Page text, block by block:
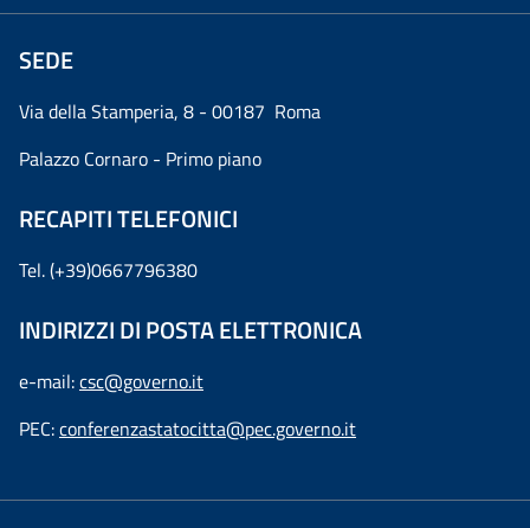
SEDE
Via della Stamperia, 8 - 00187 Roma
Palazzo Cornaro - Primo piano
RECAPITI TELEFONICI
Tel. (+39)0667796380
INDIRIZZI DI POSTA ELETTRONICA
e-mail:csc@governo.it
PEC:conferenzastatocitta@pec.governo.it